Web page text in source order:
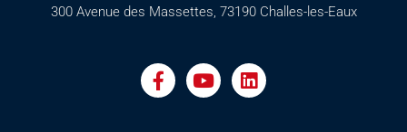
300 Avenue des Massettes, 73190 Challes-les-Eaux
a
c
o
u
i
n